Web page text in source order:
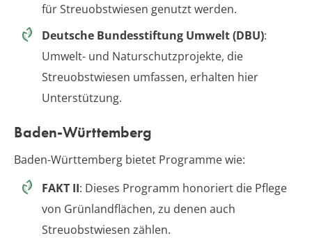
für Streuobstwiesen genutzt werden.
Deutsche Bundesstiftung Umwelt (DBU):
Umwelt- und Naturschutzprojekte, die
Streuobstwiesen umfassen, erhalten hier
Unterstützung.
Baden-Württemberg
Baden-Württemberg bietet Programme wie:
FAKT II: Dieses Programm honoriert die Pflege
von Grünlandflächen, zu denen auch
Streuobstwiesen zählen.